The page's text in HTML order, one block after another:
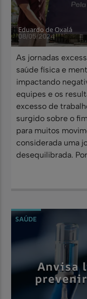
Eduardo de Oxalá
08/05/2024
As jornadas
saúde física e
impactando
equipes e os
excesso de
surgido sobre o
para muitos
considerada uma
desequilibrada.
SAÚDE
Anvisa